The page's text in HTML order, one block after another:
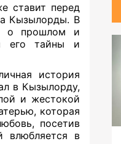
ставит перед
Кызылорды. В
о прошлом и
его тайны и
история
в Кызылорду,
и жестокой
которая
посетив
влюбляется в